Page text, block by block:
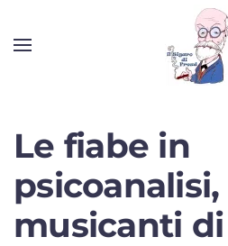
Le fiabe in
psicoanalisi,
musicanti